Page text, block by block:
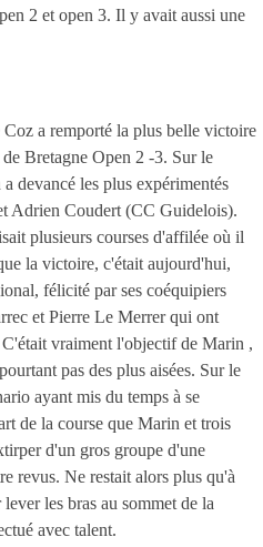
2 et open 3. Il y avait aussi une
a remporté la plus belle victoire
Bretagne Open 2 -3. Sur le
devancé les plus expérimentés
Adrien Coudert (CC Guidelois).
plusieurs courses d'affilée où il
la victoire, c'était aujourd'hui,
félicité par ses coéquipiers
et Pierre Le Merrer qui ont
vraiment l'objectif de Marin ,
pas des plus aisées. Sur le
ayant mis du temps à se
de la course que Marin et trois
d'un gros groupe d'une
revus. Ne restait alors plus qu'à
les bras au sommet de la
avec talent.